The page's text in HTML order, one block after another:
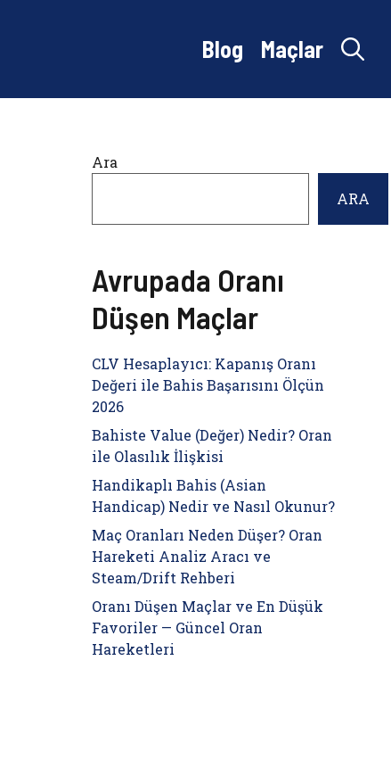
Blog Maçlar
Ara
ARA
Avrupada Oranı
Düşen Maçlar
CLV Hesaplayıcı: Kapanış Oranı
Değeri ile Bahis Başarısını Ölçün
2026
Bahiste Value (Değer) Nedir? Oran
ile Olasılık İlişkisi
Handikaplı Bahis (Asian
Handicap) Nedir ve Nasıl Okunur?
Maç Oranları Neden Düşer? Oran
Hareketi Analiz Aracı ve
Steam/Drift Rehberi
Oranı Düşen Maçlar ve En Düşük
Favoriler — Güncel Oran
Hareketleri